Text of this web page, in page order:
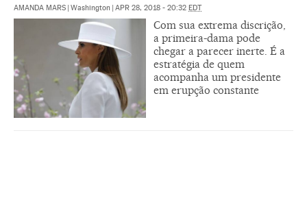
AMANDA MARS | Washington | APR 28, 2018 - 20:32 EDT
Com sua extrema discrição,
a primeira-dama pode
chegar a parecer inerte. É a
estratégia de quem
acompanha um presidente
em erupção constante